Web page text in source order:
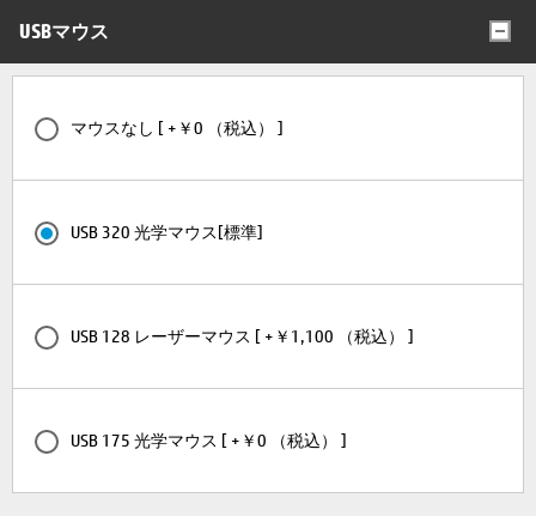
USBマウス
マウスなし [ +￥0 （税込） ]
USB 320 光学マウス[標準]
USB 128 レーザーマウス [ +￥1,100 （税込） ]
USB 175 光学マウス [ +￥0 （税込） ]